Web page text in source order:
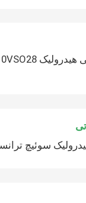
سوئیچ